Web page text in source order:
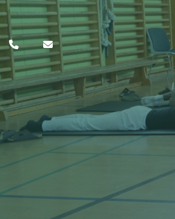
Gå
til
hovedindhold